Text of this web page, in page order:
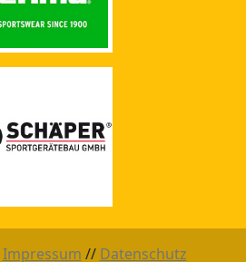
Impressum // Datenschutz